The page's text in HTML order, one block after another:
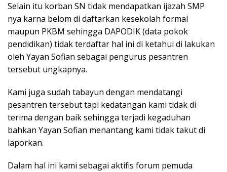
Selain itu korban SN tidak mendapatkan ijazah SMP
nya karna belom di daftarkan kesekolah formal
maupun PKBM sehingga DAPODIK (data pokok
pendidikan) tidak terdaftar hal ini di ketahui di lakukan
oleh Yayan Sofian sebagai pengurus pesantren
tersebut ungkapnya.
Kami juga sudah tabayun dengan mendatangi
pesantren tersebut tapi kedatangan kami tidak di
terima dengan baik sehingga terjadi kegaduhan
bahkan Yayan Sofian menantang kami tidak takut di
laporkan.
Dalam hal ini kami sebagai aktifis forum pemuda